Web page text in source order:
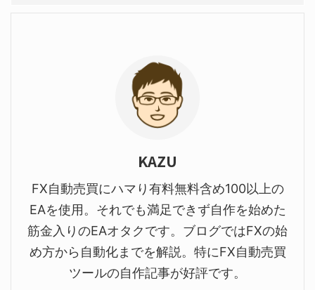
KAZU
FX自動売買にハマり有料無料含め100以上の
EAを使用。それでも満足できず自作を始めた
筋金入りのEAオタクです。ブログではFXの始
め方から自動化までを解説。特にFX自動売買
ツールの自作記事が好評です。